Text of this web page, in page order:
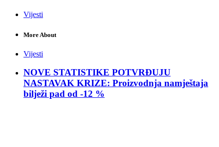
Vijesti
More About
Vijesti
NOVE STATISTIKE POTVRĐUJU
NASTAVAK KRIZE: Proizvodnja namještaja
bilježi pad od -12 %